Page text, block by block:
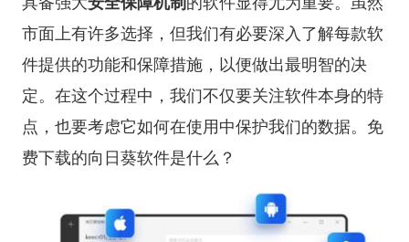
市面上有许多选择，但我们有必要深入了解每款软
件提供的功能和保障措施，以便做出最明智的决
定。在这个过程中，我们不仅要关注软件本身的特
点，也要考虑它如何在使用中保护我们的数据。 免
费下载的向日葵软件是什么？